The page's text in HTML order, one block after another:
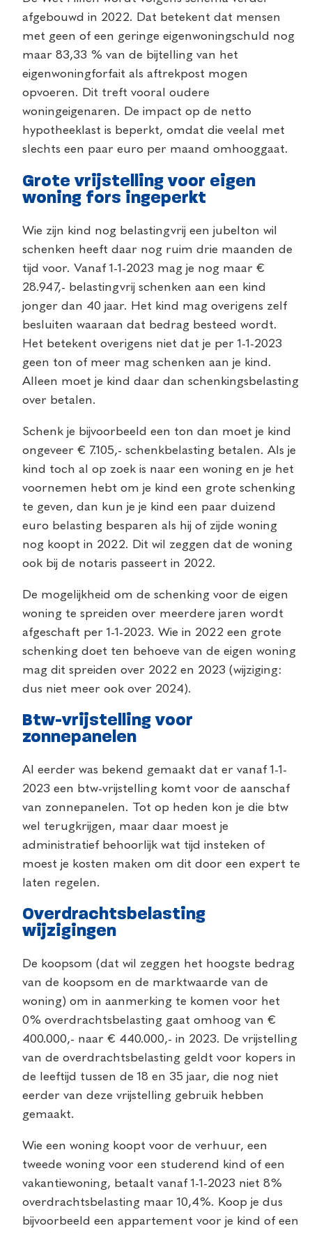
afgebouwd in 2022. Dat betekent dat mensen
met geen of een geringe eigenwoningschuld nog
maar 83,33 % van de bijtelling van het
eigenwoningforfait als aftrekpost mogen
opvoeren. Dit treft vooral oudere
woningeigenaren. De impact op de netto
hypotheeklast is beperkt, omdat die veelal met
slechts een paar euro per maand omhooggaat.
Grote vrijstelling voor eigen
woning fors ingeperkt
Wie zijn kind nog belastingvrij een jubelton wil
schenken heeft daar nog ruim drie maanden de
tijd voor. Vanaf 1-1-2023 mag je nog maar €
28.947,- belastingvrij schenken aan een kind
jonger dan 40 jaar. Het kind mag overigens zelf
besluiten waaraan dat bedrag besteed wordt.
Het betekent overigens niet dat je per 1-1-2023
geen ton of meer mag schenken aan je kind.
Alleen moet je kind daar dan schenkingsbelasting
over betalen.
Schenk je bijvoorbeeld een ton dan moet je kind
ongeveer € 7.105,- schenkbelasting betalen. Als je
kind toch al op zoek is naar een woning en je het
voornemen hebt om je kind een grote schenking
te geven, dan kun je je kind een paar duizend
euro belasting besparen als hij of zijde woning
nog koopt in 2022. Dit wil zeggen dat de woning
ook bij de notaris passeert in 2022.
De mogelijkheid om de schenking voor de eigen
woning te spreiden over meerdere jaren wordt
afgeschaft per 1-1-2023. Wie in 2022 een grote
schenking doet ten behoeve van de eigen woning
mag dit spreiden over 2022 en 2023 (wijziging:
dus niet meer ook over 2024).
Btw-vrijstelling voor
zonnepanelen
Al eerder was bekend gemaakt dat er vanaf 1-1-
2023 een btw-vrijstelling komt voor de aanschaf
van zonnepanelen. Tot op heden kon je die btw
wel terugkrijgen, maar daar moest je
administratief behoorlijk wat tijd insteken of
moest je kosten maken om dit door een expert te
laten regelen.
Overdrachtsbelasting
wijzigingen
De koopsom (dat wil zeggen het hoogste bedrag
van de koopsom en de marktwaarde van de
woning) om in aanmerking te komen voor het
0% overdrachtsbelasting gaat omhoog van €
400.000,- naar € 440.000,- in 2023. De vrijstelling
van de overdrachtsbelasting geldt voor kopers in
de leeftijd tussen de 18 en 35 jaar, die nog niet
eerder van deze vrijstelling gebruik hebben
gemaakt.
Wie een woning koopt voor de verhuur, een
tweede woning voor een studerend kind of een
vakantiewoning, betaalt vanaf 1-1-2023 niet 8%
overdrachtsbelasting maar 10,4%. Koop je dus
bijvoorbeeld een appartement voor je kind of een